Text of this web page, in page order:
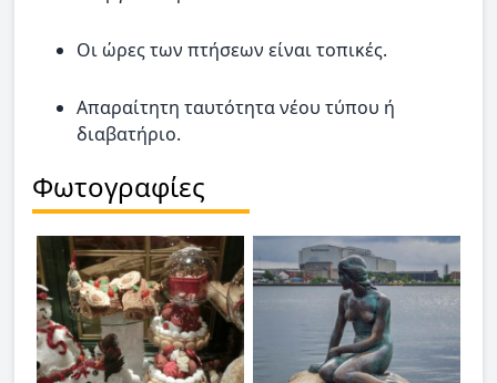
Οι ώρες των πτήσεων είναι τοπικές.
Απαραίτητη ταυτότητα νέου τύπου ή
διαβατήριο.
Φωτογραφίες